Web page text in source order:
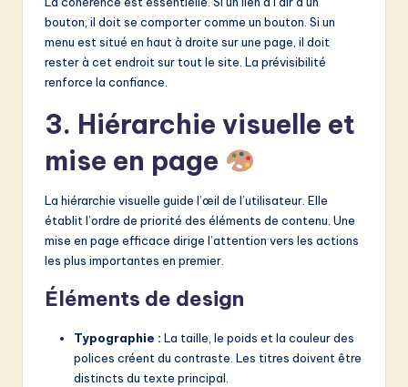
bouton, il doit se comporter comme un bouton. Si un
menu est situé en haut à droite sur une page, il doit
rester à cet endroit sur tout le site. La prévisibilité
renforce la confiance.
3. Hiérarchie visuelle et
mise en page
La hiérarchie visuelle guide l’œil de l’utilisateur. Elle
établit l’ordre de priorité des éléments de contenu. Une
mise en page efficace dirige l’attention vers les actions
les plus importantes en premier.
Éléments de design
Typographie : La taille, le poids et la couleur des
polices créent du contraste. Les titres doivent être
distincts du texte principal.